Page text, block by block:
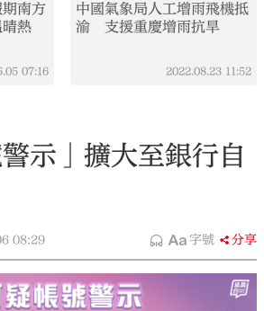
南方
熱
07:16
中國氣象局人工增雨飛機抵
渝 支援重慶增雨抗旱
2022.08.23 11:52
警示」擴大至銀行自
08:29 字號 分享